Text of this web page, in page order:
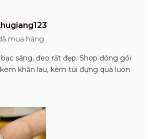
mua hàng
sáng, đeo rất đẹp. Shop đóng gói
khăn lau, kèm túi đựng quà luôn